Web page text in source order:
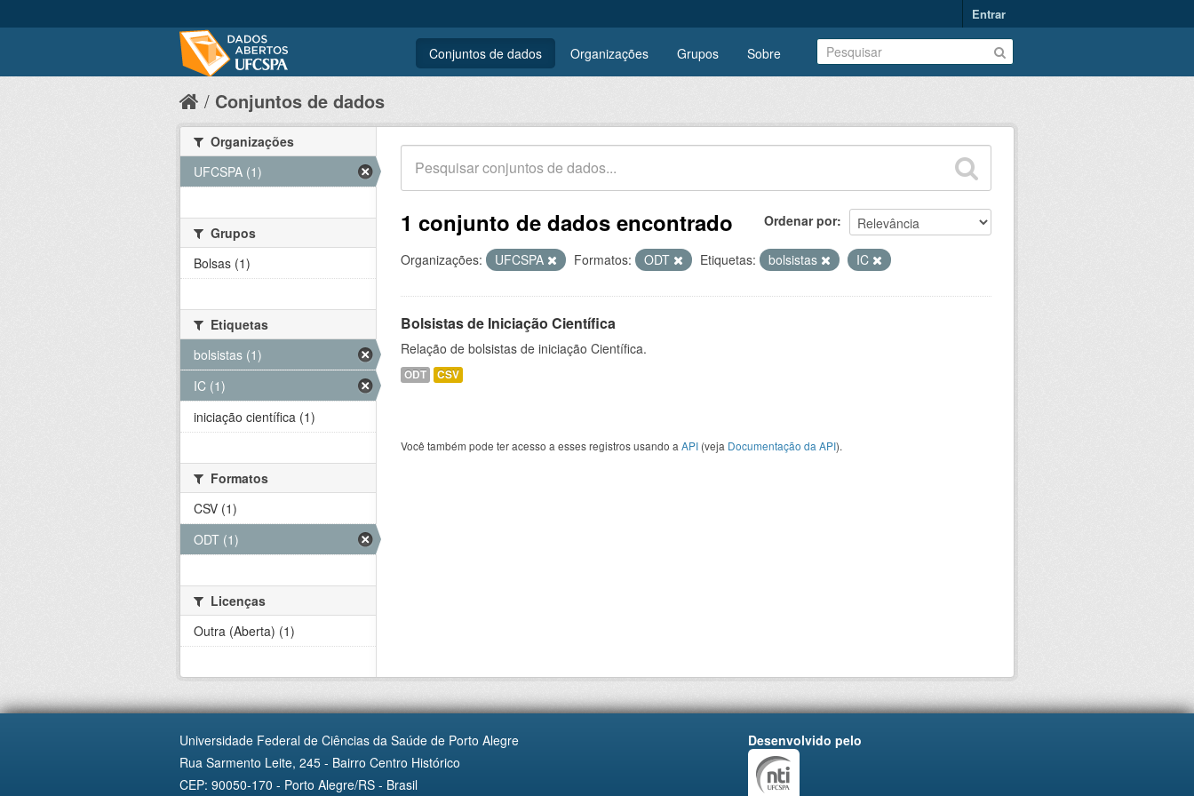
Entrar
Conjuntos de dados Organizações Grupos Sobre
Conjuntos de dados
Ordenar por
1 conjunto de dados encontrado
Organizações: UFCSPA Formatos: ODT Etiquetas: bolsistas IC
Bolsistas de Iniciação Científica
Relação de bolsistas de iniciação Científica.
ODT CSV
Você também pode ter acesso a esses registros usando a API (veja Documentação da API).
Organizações
UFCSPA (1)
Grupos
Bolsas (1)
Etiquetas
bolsistas (1)
IC (1)
iniciação científica (1)
Formatos
CSV (1)
ODT (1)
Licenças
Outra (Aberta) (1)
Universidade Federal de Ciências da Saúde de Porto Alegre
Rua Sarmento Leite, 245 - Bairro Centro Histórico
CEP: 90050-170 - Porto Alegre/RS - Brasil
Desenvolvido pelo